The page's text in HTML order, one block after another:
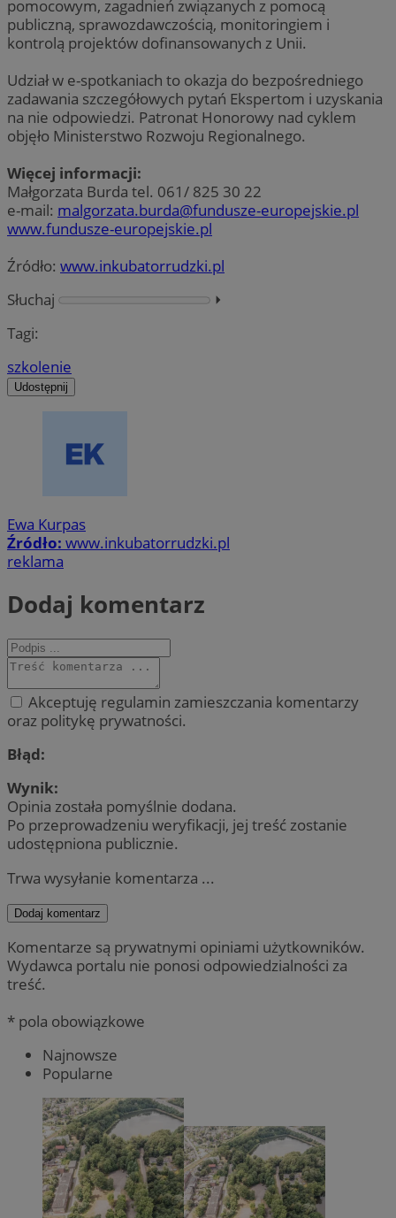
pomocowym, zagadnień związanych z pomocą
publiczną, sprawozdawczością, monitoringiem i
kontrolą projektów dofinansowanych z Unii.
Udział w e-spotkaniach to okazja do bezpośredniego
zadawania szczegółowych pytań Ekspertom i uzyskania
na nie odpowiedzi. Patronat Honorowy nad cyklem
objęło Ministerstwo Rozwoju Regionalnego.
Więcej informacji:
Małgorzata Burda tel. 061/ 825 30 22
e-mail: malgorzata.burda@fundusze-europejskie.pl
www.fundusze-europejskie.pl
Źródło: www.inkubatorrudzki.pl
Słuchaj
⏵︎
Tagi:
szkolenie
Udostępnij
Ewa Kurpas
Źródło: www.inkubatorrudzki.pl
reklama
Dodaj komentarz
Akceptuję regulamin zamieszczania komentarzy
oraz politykę prywatności.
Błąd:
Wynik:
Opinia została pomyślnie dodana.
Po przeprowadzeniu weryfikacji, jej treść zostanie
udostępniona publicznie.
Trwa wysyłanie komentarza ...
Dodaj komentarz
Komentarze są prywatnymi opiniami użytkowników.
Wydawca portalu nie ponosi odpowiedzialności za
treść.
* pola obowiązkowe
Najnowsze
Popularne